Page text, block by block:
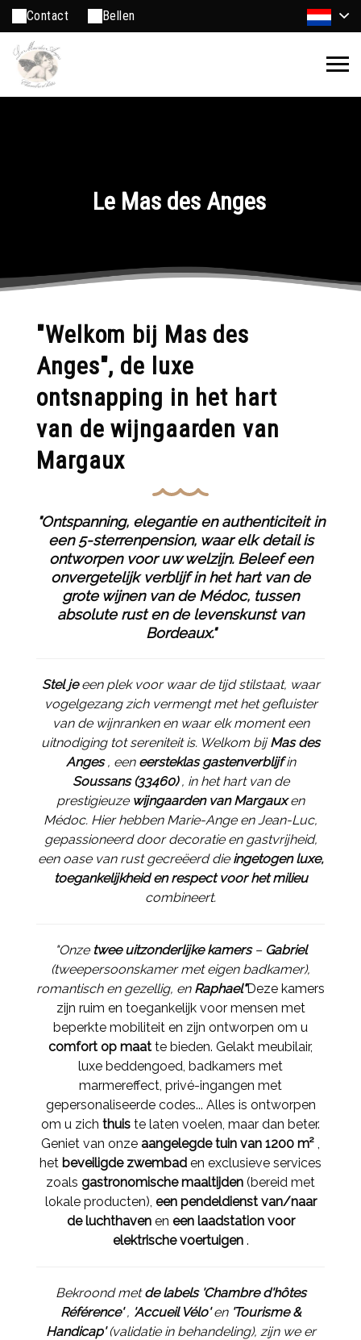
Contact Bellen
Le Mas des Anges
"Welkom bij Mas des
Anges", de luxe
ontsnapping in het hart
van de wijngaarden van
Margaux
"Ontspanning, elegantie en authenticiteit in
een 5-sterrenpension, waar elk detail is
ontworpen voor uw welzijn. Beleef een
onvergetelijk verblijf in het hart van de
grote wijnen van de Médoc, tussen
absolute rust en de levenskunst van
Bordeaux."
Stel jeeen plek voor waar de tijd stilstaat, waar
vogelgezang zich vermengt met het gefluister
van de wijnranken en waar elk moment een
uitnodiging tot sereniteit is. Welkom bijMas des
Anges, een eersteklas gastenverblijfin
Soussans (33460), in het hart van de
prestigieuze wijngaarden van Margauxen
Médoc. Hier hebben Marie-Ange en Jean-Luc,
gepassioneerd door decoratie en gastvrijheid,
een oase van rust gecreëerd die ingetogen luxe,
toegankelijkheid en respect voor het milieu
combineert.
"Onze twee uitzonderlijke kamers– Gabriel
(tweepersoonskamer met eigen badkamer),
romantisch en gezellig, en Raphael"Deze kamers
zijn ruim en toegankelijk voor mensen met
beperkte mobiliteit en zijn ontworpen om u
comfort op maat te bieden. Gelakt meubilair,
luxe beddengoed, badkamers met
marmereffect, privé-ingangen met
gepersonaliseerde codes... Alles is ontworpen
om u zich thuis te laten voelen, maar dan beter.
Geniet van onze aangelegde tuin van 1200 m² ,
het beveiligde zwembad en exclusieve services
zoals gastronomische maaltijden (bereid met
lokale producten), een pendeldienst van/naar
de luchthavenen een laadstation voor
elektrische voertuigen.
Bekroond metde labels 'Chambre d'hôtes
Référence', 'Accueil Vélo'en 'Tourisme &
Handicap'(validatie in behandeling), zijn we er